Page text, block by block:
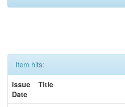
Item hits:
Issue
Date
Title